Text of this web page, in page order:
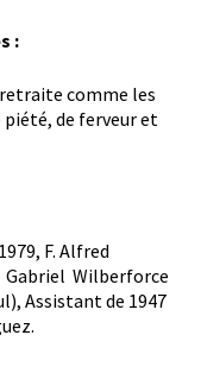
:
retraite comme les
piété, de ferveur et
F. Alfred
Gabriel Wilberforce
Assistant de 1947